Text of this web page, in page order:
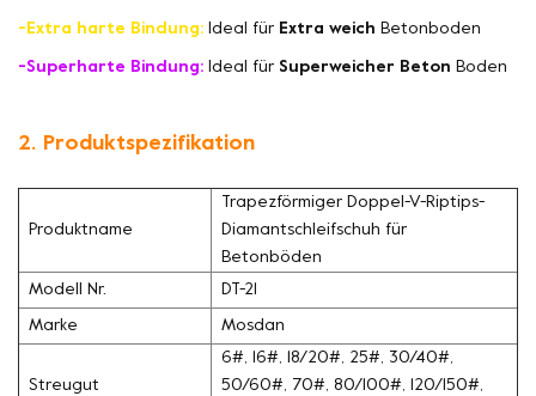
-Extra harte Bindung: Ideal für Extra weich Betonboden
-Superharte Bindung: Ideal für Superweicher Beton Boden
2. Produktspezifikation
Produktname
Trapezförmiger Doppel-V-Riptips-
Diamantschleifschuh für
Betonböden
Modell Nr. DT-21
Marke Mosdan
Streugut
6#, 16#, 18/20#, 25#, 30/40#,
50/60#, 70#, 80/100#, 120/150#,